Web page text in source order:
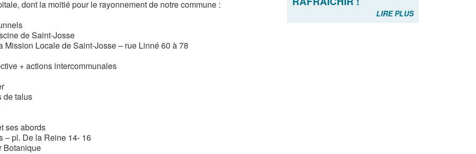
dont la moitié pour le rayonnement de notre commune :
de Saint-Josse
Locale de Saint-Josse – rue Linné 60 à 78
+ actions intercommunales
de talus
ses abords
– pl. De la Reine 14- 16
Botanique
LIRE PLUS